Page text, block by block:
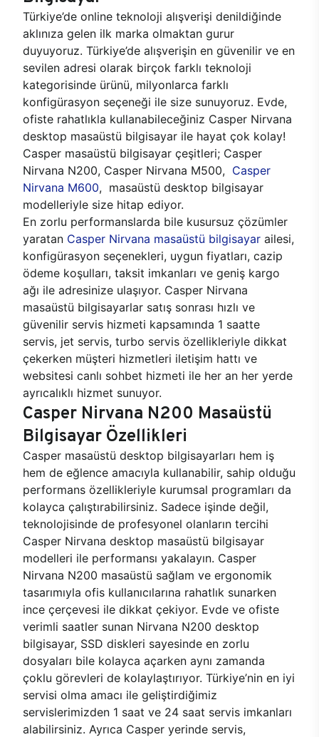
Türkiye’de online teknoloji alışverişi denildiğinde
aklınıza gelen ilk marka olmaktan gurur
duyuyoruz. Türkiye’de alışverişin en güvenilir ve en
sevilen adresi olarak birçok farklı teknoloji
kategorisinde ürünü, milyonlarca farklı
konfigürasyon seçeneği ile size sunuyoruz. Evde,
ofiste rahatlıkla kullanabileceğiniz Casper Nirvana
desktop masaüstü bilgisayar ile hayat çok kolay!
Casper masaüstü bilgisayar çeşitleri; Casper
Nirvana N200, Casper Nirvana M500, Casper
Nirvana M600, masaüstü desktop bilgisayar
modelleriyle size hitap ediyor.
En zorlu performanslarda bile kusursuz çözümler
yaratan Casper Nirvana masaüstü bilgisayar ailesi,
konfigürasyon seçenekleri, uygun fiyatları, cazip
ödeme koşulları, taksit imkanları ve geniş kargo
ağı ile adresinize ulaşıyor. Casper Nirvana
masaüstü bilgisayarlar satış sonrası hızlı ve
güvenilir servis hizmeti kapsamında 1 saatte
servis, jet servis, turbo servis özellikleriyle dikkat
çekerken müşteri hizmetleri iletişim hattı ve
websitesi canlı sohbet hizmeti ile her an her yerde
ayrıcalıklı hizmet sunuyor.
Casper Nirvana N200 Masaüstü
Bilgisayar Özellikleri
Casper masaüstü desktop bilgisayarları hem iş
hem de eğlence amacıyla kullanabilir, sahip olduğu
performans özellikleriyle kurumsal programları da
kolayca çalıştırabilirsiniz. Sadece işinde değil,
teknolojisinde de profesyonel olanların tercihi
Casper Nirvana desktop masaüstü bilgisayar
modelleri ile performansı yakalayın. Casper
Nirvana N200 masaüstü sağlam ve ergonomik
tasarımıyla ofis kullanıcılarına rahatlık sunarken
ince çerçevesi ile dikkat çekiyor. Evde ve ofiste
verimli saatler sunan Nirvana N200 desktop
bilgisayar, SSD diskleri sayesinde en zorlu
dosyaları bile kolayca açarken aynı zamanda
çoklu görevleri de kolaylaştırıyor. Türkiye’nin en iyi
servisi olma amacı ile geliştirdiğimiz
servislerimizden 1 saat ve 24 saat servis imkanları
alabilirsiniz. Ayrıca Casper yerinde servis,